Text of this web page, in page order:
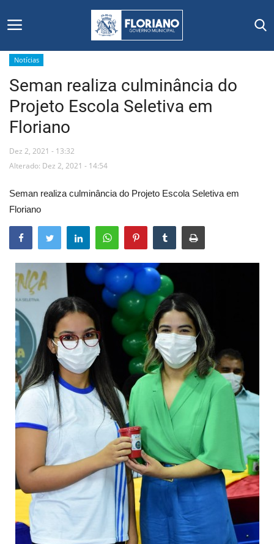
Início
Editais
Floriano
Mural de Licitações
Notícias
Vídeos
Webmail
Contato
Notícias
Seman realiza culminância do
Projeto Escola Seletiva em
Floriano
Dez 2, 2021 - 13:32
Alterado: Dez 2, 2021 - 14:54
Seman realiza culminância do Projeto Escola Seletiva em
Floriano